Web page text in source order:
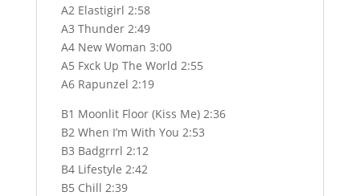
A2 Elastigirl 2:58
A3 Thunder 2:49
A4 New Woman 3:00
A5 Fxck Up The World 2:55
A6 Rapunzel 2:19
B1 Moonlit Floor (Kiss Me) 2:36
B2 When I’m With You 2:53
B3 Badgrrrl 2:12
B4 Lifestyle 2:42
B5 Chill 2:39